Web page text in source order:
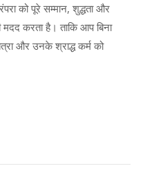
को पूरे सम्मान, शुद्धता और
करता है। ताकि आप बिना
और उनके श्राद्ध कर्म को